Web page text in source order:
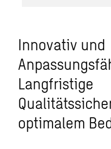
Innovativ und
Langfristige
optimalem